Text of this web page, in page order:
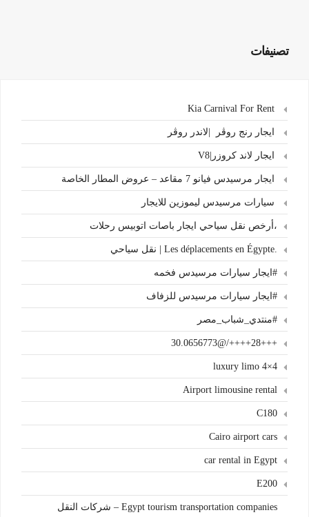
تصنيفات
ايجار رنج روڤر |لاندر روڤر
ايجار لاند كروزر|V8
ايجار مرسيدس فيانو 7 مقاعد – عروض المطار الخاصة
سيارات مرسيدس ليموزين للايجار
،أرخص نقل سياحي ايجار باصات اتوبيس رحلات
.Les déplacements en Égypte | نقل سياحي
#ايجار سيارات مرسيدس فخمه
#ايجار سيارات مرسيدس للزفاف
#منتدي_شباب_مصر
+++28++++/@30.0656773
4×4 luxury limo
Airport limousine rental
C180
Cairo airport cars
car rental in Egypt
E200
Egypt tourism transportation companies – شركات النقل